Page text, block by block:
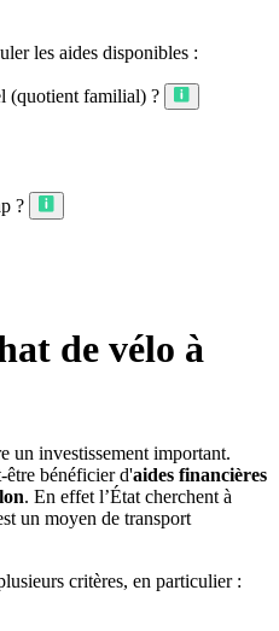
les aides disponibles :
(quotient familial) ?
?
de vélo à
un investissement important.
être bénéficier d'aides financières
. En effet l’État cherchent à
un moyen de transport
critères, en particulier :